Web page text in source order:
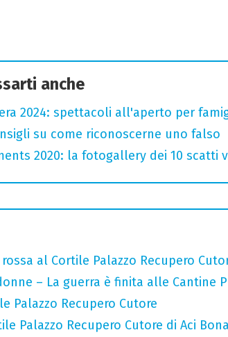
anche
2024: spettacoli all'aperto per
su come riconoscerne uno falso
2020: la fotogallery dei 10 scatti
al Cortile Palazzo Recupero
– La guerra è finita alle Cantine
Palazzo Recupero Cutore
Palazzo Recupero Cutore di Aci